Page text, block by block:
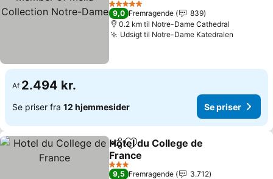
Dame
Se priser
5 Stjerner
9,0 Fremragende
839
0.2 km til Notre-Dame Cathedral
Udsigt til Notre-Dame Katedralen
Af 2.494 kr.
Se priser fra 12 hjemmesider Se priser
Del Føj til favoritter
Hotel du College de
France
Se priser
3 Stjerner
9,5 Fremragende
3.712